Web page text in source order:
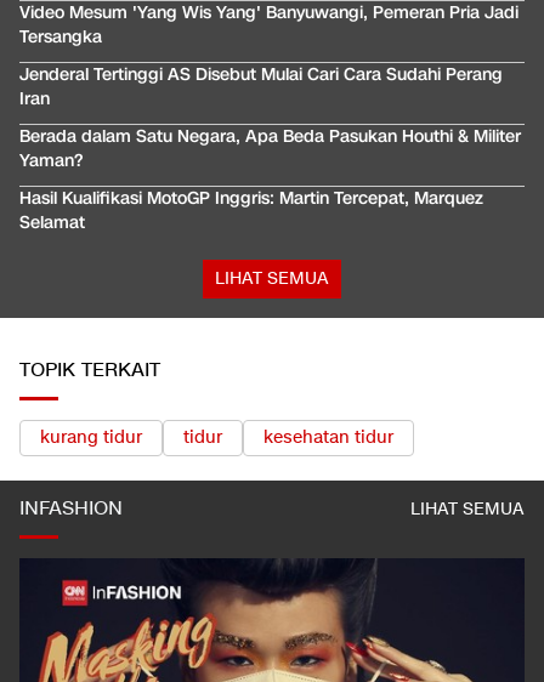
Video Mesum 'Yang Wis Yang' Banyuwangi, Pemeran Pria Jadi
Tersangka
Jenderal Tertinggi AS Disebut Mulai Cari Cara Sudahi Perang
Iran
Berada dalam Satu Negara, Apa Beda Pasukan Houthi & Militer
Yaman?
Hasil Kualifikasi MotoGP Inggris: Martin Tercepat, Marquez
Selamat
LIHAT SEMUA
TOPIK TERKAIT
kurang tidur tidur kesehatan tidur
INFASHION LIHAT SEMUA